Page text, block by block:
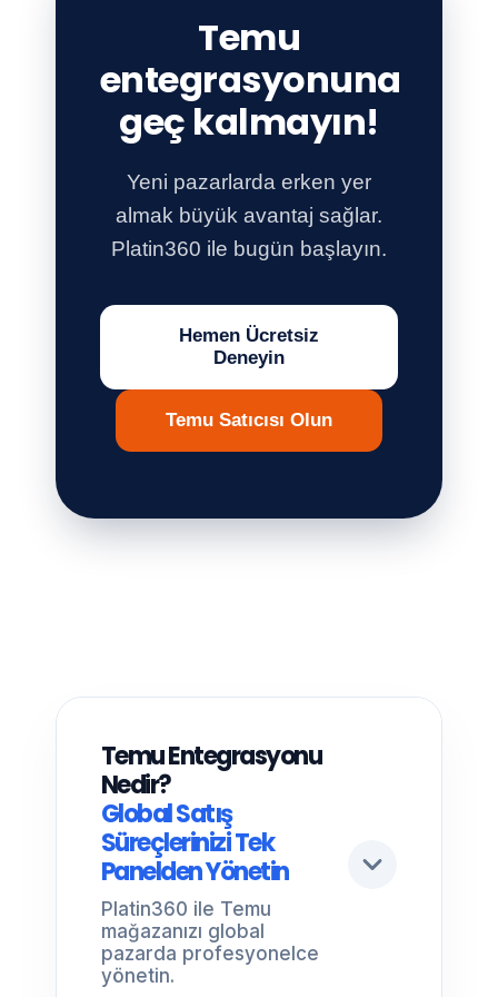
Temu
entegrasyonuna
geç kalmayın!
Yeni pazarlarda erken yer
almak büyük avantaj sağlar.
Platin360 ile bugün başlayın.
Hemen Ücretsiz
Deneyin
Temu Satıcısı Olun
Temu Entegrasyonu
Nedir?
Global Satış
Süreçlerinizi Tek
Panelden Yönetin
Platin360 ile Temu
mağazanızı global
pazarda profesyonelce
yönetin.